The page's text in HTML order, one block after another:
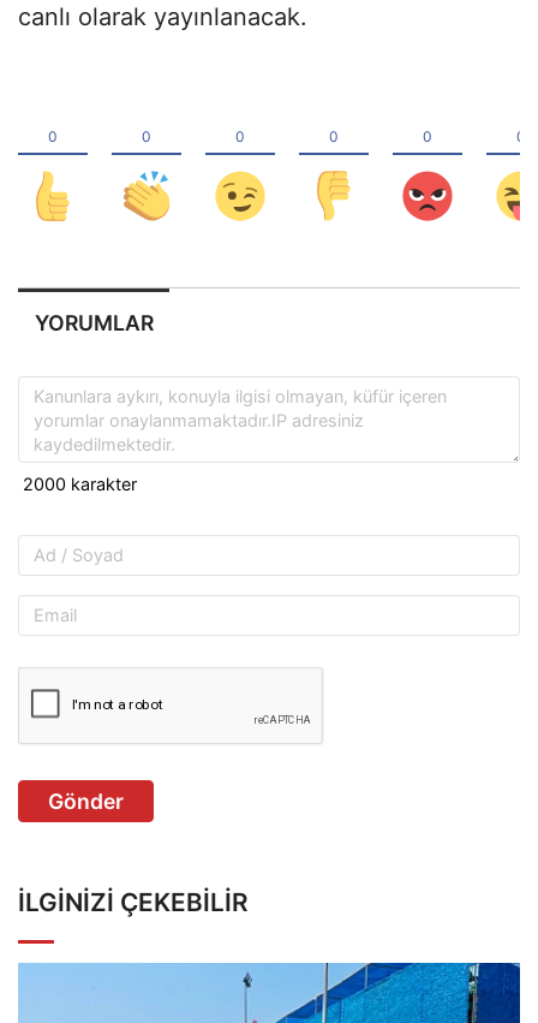
canlı olarak yayınlanacak.
YORUMLAR
Gönder
İLGINIZI ÇEKEBILIR